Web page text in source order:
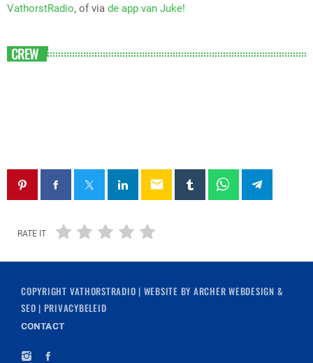
VathorstRadio, of via de app van Juke!
CREW
email
RATE IT
COPYRIGHT VATHORSTRADIO | WEBSITE BY ARCHER WEBDESIGN &
SEO | PRIVACYBELEID
CONTACT